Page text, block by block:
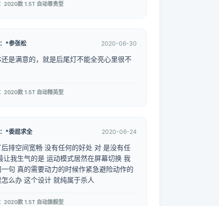
2020款 1.5T 自动尊贵型
*参张松 2020-06-30
还是满意的，就是后尾灯不能全亮心里很不
2020款 1.5T 自动精英型
*委屈求全 2020-06-24
间宽畅 没有任何的好处 对 是没有任
的时候作紧急避险动作的
时候怎么办 这个设计 就纯属于杀人
2020款 1.5T 自动旗舰型